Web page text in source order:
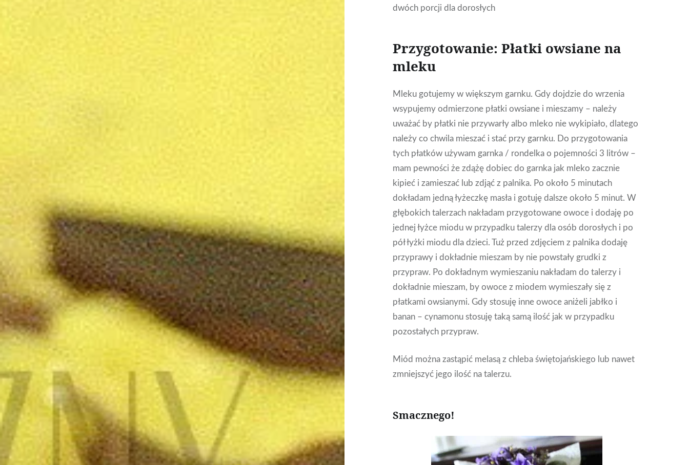
dwóch porcji dla dorosłych
Przygotowanie: Płatki owsiane na
mleku
Mleku gotujemy w większym garnku. Gdy dojdzie do wrzenia
wsypujemy odmierzone płatki owsiane i mieszamy – należy
uważać by płatki nie przywarły albo mleko nie wykipiało, dlatego
należy co chwila mieszać i stać przy garnku. Do przygotowania
tych płatków używam garnka / rondelka o pojemności 3 litrów –
mam pewności że zdążę dobiec do garnka jak mleko zacznie
kipieć i zamieszać lub zdjąć z palnika. Po około 5 minutach
dokładam jedną łyżeczkę masła i gotuję dalsze około 5 minut. W
głębokich talerzach nakładam przygotowane owoce i dodaję po
jednej łyżce miodu w przypadku talerzy dla osób dorosłych i po
pół łyżki miodu dla dzieci. Tuż przed zdjęciem z palnika dodaję
przyprawy i dokładnie mieszam by nie powstały grudki z
przypraw. Po dokładnym wymieszaniu nakładam do talerzy i
dokładnie mieszam, by owoce z miodem wymieszały się z
płatkami owsianymi. Gdy stosuję inne owoce aniżeli jabłko i
banan – cynamonu stosuję taką samą ilość jak w przypadku
pozostałych przypraw.
Miód można zastąpić melasą z chleba świętojańskiego lub nawet
zmniejszyć jego ilość na talerzu.
Smacznego!